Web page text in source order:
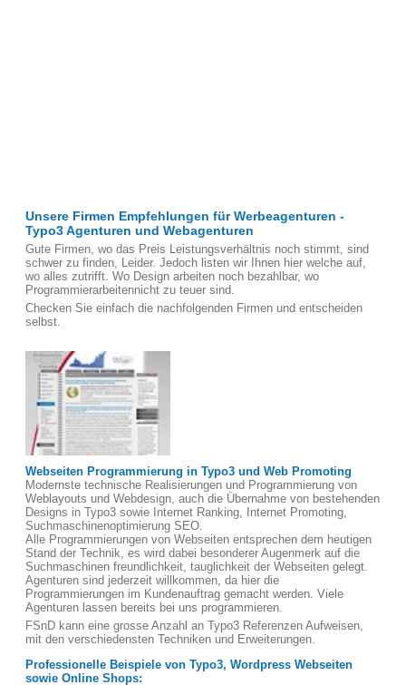
Unsere Firmen Empfehlungen für Werbeagenturen -
Typo3 Agenturen und Webagenturen
Gute Firmen, wo das Preis Leistungsverhältnis noch stimmt, sind
schwer zu finden, Leider. Jedoch listen wir Ihnen hier welche auf,
wo alles zutrifft. Wo Design arbeiten noch bezahlbar, wo
Programmierarbeitennicht zu teuer sind.
Checken Sie einfach die nachfolgenden Firmen und entscheiden
selbst.
Webseiten Programmierung in Typo3 und Web Promoting
Modernste technische Realisierungen und Programmierung von
Weblayouts und Webdesign, auch die Übernahme von bestehenden
Designs in Typo3 sowie Internet Ranking, Internet Promoting,
Suchmaschinenoptimierung SEO.
Alle Programmierungen von Webseiten entsprechen dem heutigen
Stand der Technik, es wird dabei besonderer Augenmerk auf die
Suchmaschinen freundlichkeit, tauglichkeit der Webseiten gelegt.
Agenturen sind jederzeit willkommen, da hier die
Programmierungen im Kundenauftrag gemacht werden. Viele
Agenturen lassen bereits bei uns programmieren.
FSnD kann eine grosse Anzahl an Typo3 Referenzen Aufweisen,
mit den verschiedensten Techniken und Erweiterungen.
Professionelle Beispiele von Typo3, Wordpress Webseiten
sowie Online Shops: